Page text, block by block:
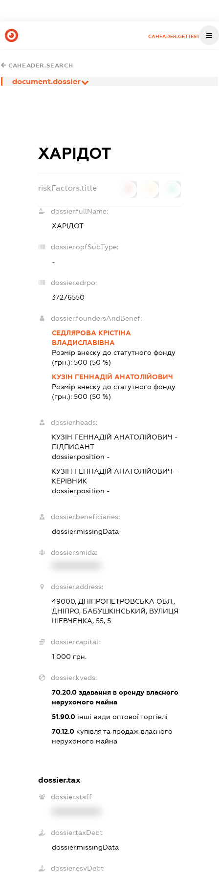
CAHEADER.GETTEST
CAHEADER.SEARCH
document.dossier
ХАРІДОТ
riskFactors.title
dossier.fullName:
ХАРІДОТ
dossier.opfSubType:
-
dossier.edrpo:
37276550
dossier.foundersAndBenef:
СЕДЛЯРОВА КРІСТІНА
ВЛАДИСЛАВІВНА
Розмір внеску до статутного фонду
(грн.):500 (50 %)
КУЗІН ГЕННАДІЙ АНАТОЛІЙОВИЧ
Розмір внеску до статутного фонду
(грн.):500 (50 %)
dossier.heads:
КУЗІН ГЕННАДІЙ АНАТОЛІЙОВИЧ -
ПІДПИСАНТ
dossier.position -
КУЗІН ГЕННАДІЙ АНАТОЛІЙОВИЧ -
КЕРІВНИК
dossier.position -
dossier.beneficiaries:
dossier.missingData
dossier.smida:
dossier.address:
49000, ДНІПРОПЕТРОВСЬКА ОБЛ.,
ДНІПРО, БАБУШКІНСЬКИЙ, ВУЛИЦЯ
ШЕВЧЕНКА, 55, 5
dossier.capital:
1 000 грн.
dossier.kveds:
70.20.0 здавання в оренду власного
нерухомого майна
51.90.0 інші види оптової торгівлі
70.12.0 купівля та продаж власного
нерухомого майна
dossier.tax
dossier.staff
dossier.taxDebt
dossier.missingData
dossier.esvDebt